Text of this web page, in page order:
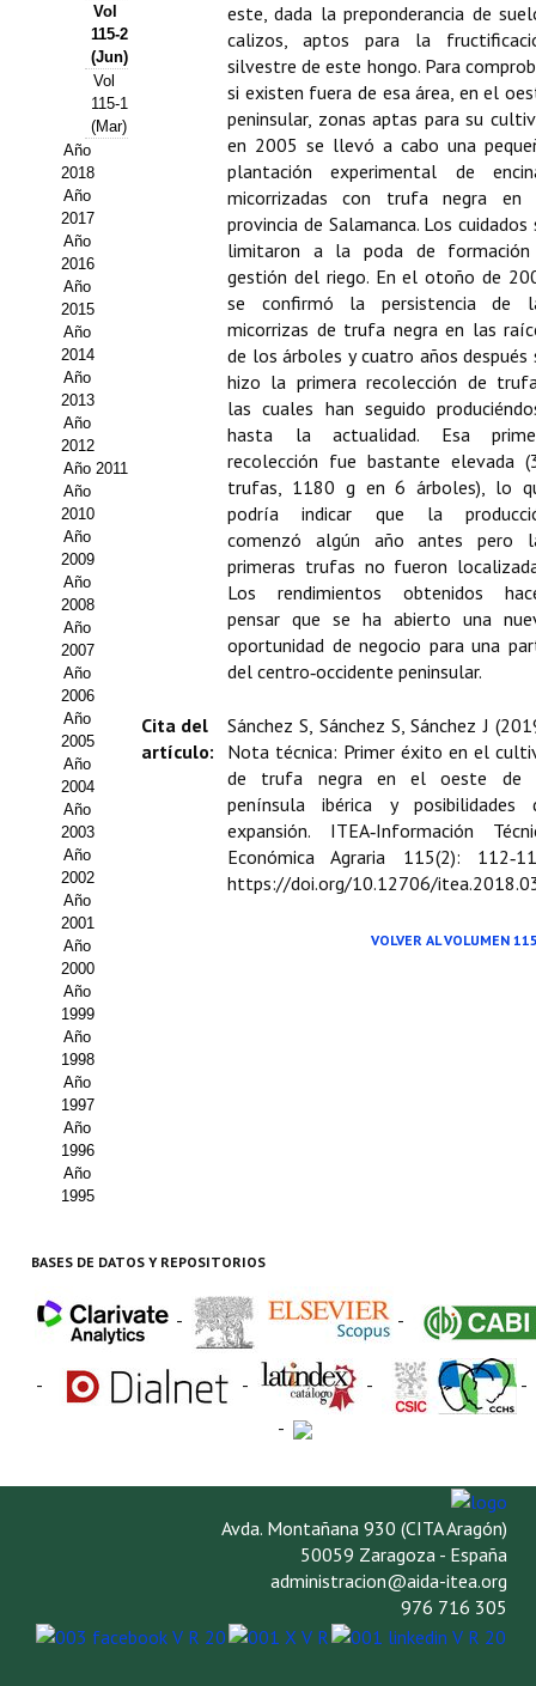
Directrices para autores/as
Políticas Editoriales
Propuesta Volumen Especial
Sello Calidad FECYT
Premio Prensa Agraria
Buscador de Artículos
JORNADAS AIDA
Presentación Jornadas
Comunicaciones
Jornadas PAM 2026
Premio Jóvenes Investigadores
Buscador de Comunicaciones
Buscador de Comunicaciones
CONTACTO
BUSCADOR
Vol
115-2
(Jun)
Vol
115-1
(Mar)
Año
2018
Año
2017
Año
2016
Año
2015
Año
2014
Año
2013
Año
2012
Año 2011
Año
2010
Año
2009
Año
2008
Año
2007
Año
2006
Año
2005
Año
2004
Año
2003
Año
2002
Año
2001
Año
2000
Año
1999
Año
1998
Año
1997
Año
1996
Año
1995
este, dada la preponderancia de
calizos, aptos para la
silvestre de este hongo. Para
si existen fuera de esa área, en el
peninsular, zonas aptas para su
en 2005 se llevó a cabo una
plantación experimental de
micorrizadas con trufa negra en
provincia de Salamanca. Los cuidados
limitaron a la poda de
gestión del riego. En el otoño de
se confirmó la persistencia de
micorrizas de trufa negra en las
de los árboles y cuatro años después
hizo la primera recolección de
las cuales han seguido
hasta la actualidad. Esa
recolección fue bastante elevada
trufas, 1180 g en 6 árboles), lo
podría indicar que la
comenzó algún año antes pero
primeras trufas no fueron
Los rendimientos obtenidos
pensar que se ha abierto una
oportunidad de negocio para una
del centro‑occidente peninsular.
Cita del
artículo:
Sánchez S, Sánchez S, Sánchez J
Nota técnica: Primer éxito en el
de trufa negra en el oeste de
península ibérica y posibilidades
expansión. ITEA‑Información
Económica Agraria 115(2):
https://doi.org/10.12706/
VOLVER AL VOLUMEN
BASES DE DATOS Y REPOSITORIOS
- -
- - -
-
-
Avda. Montañana 930 (CITA Aragón)
50059 Zaragoza - España
administracion@aida-itea.org
976 716 305